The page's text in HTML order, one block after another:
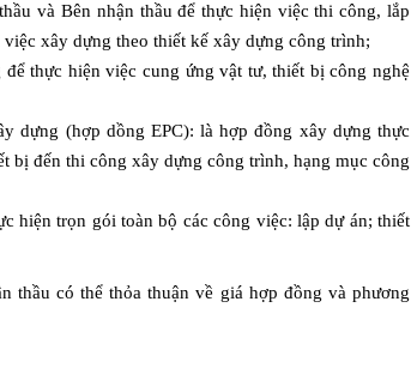
và Bên nhận thầu để thực hiện việc thi công, lắp
xây dựng theo thiết kế xây dựng công trình;
thực hiện việc cung ứng vật tư, thiết bị công nghệ
dựng (hợp dồng EPC): là hợp đồng xây dựng thực
bị đến thi công xây dựng công trình, hạng mục công
hiện trọn gói toàn bộ các công việc: lập dự án; thiết
thầu có thể thỏa thuận về giá hợp đồng và phương